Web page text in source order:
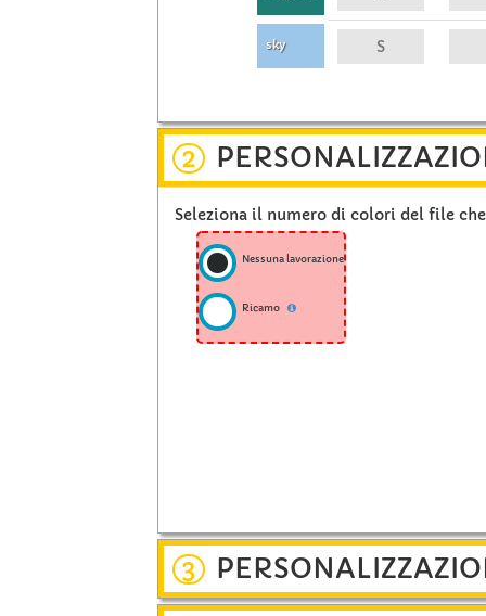
sky
2
Seleziona il numero di colori del file
Nessuna lavorazione
Ricamo
3